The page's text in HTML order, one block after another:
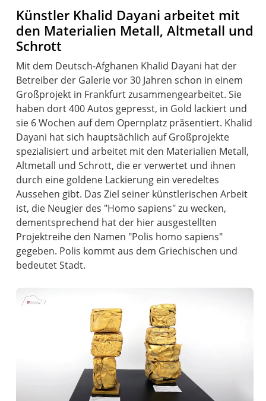
Künstler Khalid Dayani arbeitet mit
den Materialien Metall, Altmetall und
Schrott
Mit dem Deutsch-Afghanen Khalid Dayani hat der
Betreiber der Galerie vor 30 Jahren schon in einem
Großprojekt in Frankfurt zusammengearbeitet. Sie
haben dort 400 Autos gepresst, in Gold lackiert und
sie 6 Wochen auf dem Opernplatz präsentiert. Khalid
Dayani hat sich hauptsächlich auf Großprojekte
spezialisiert und arbeitet mit den Materialien Metall,
Altmetall und Schrott, die er verwertet und ihnen
durch eine goldene Lackierung ein veredeltes
Aussehen gibt. Das Ziel seiner künstlerischen Arbeit
ist, die Neugier des "Homo sapiens" zu wecken,
dementsprechend hat der hier ausgestellten
Projektreihe den Namen "Polis homo sapiens"
gegeben. Polis kommt aus dem Griechischen und
bedeutet Stadt.